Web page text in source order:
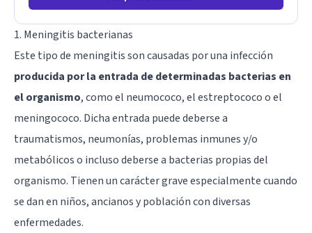
1. Meningitis bacterianas
Este tipo de meningitis son causadas por una infección
producida por la entrada de determinadas bacterias en
el organismo, como el neumococo, el estreptococo o el
meningococo. Dicha entrada puede deberse a
traumatismos, neumonías, problemas inmunes y/o
metabólicos o incluso deberse a bacterias propias del
organismo. Tienen un carácter grave especialmente cuando
se dan en niños, ancianos y población con diversas
enfermedades.